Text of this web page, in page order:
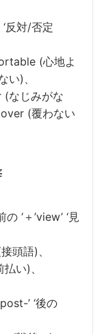
反対/否定
(心地よ
)、
なじみがな
(覆わない
‘＋’view’ ‘見
頭語)、
い)、
’ ‘後の